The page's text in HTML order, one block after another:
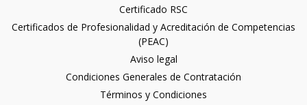
Certificado RSC
Certificados de Profesionalidad y Acreditación de Competencias
(PEAC)
Aviso legal
Condiciones Generales de Contratación
Términos y Condiciones